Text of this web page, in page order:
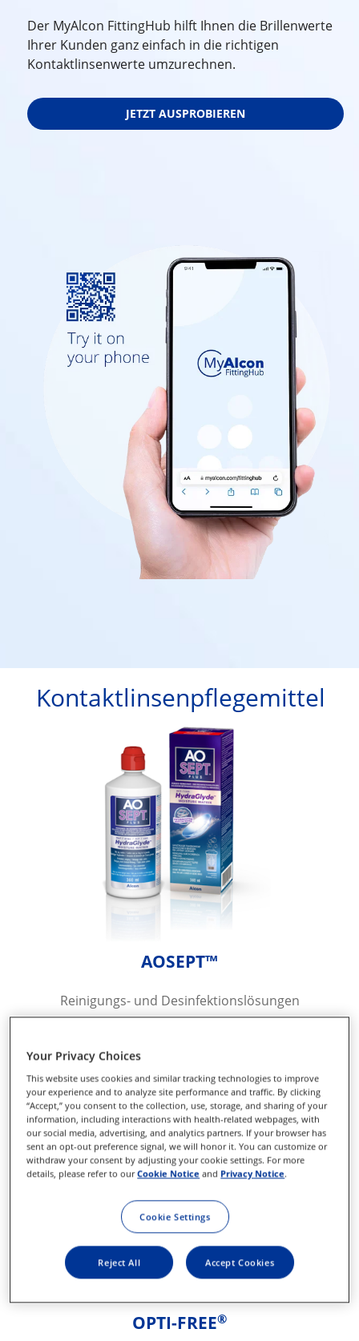
Der MyAlcon FittingHub hilft Ihnen die Brillenwerte
Ihrer Kunden ganz einfach in die richtigen
Kontaktlinsenwerte umzurechnen.
JETZT AUSPROBIEREN
Kontaktlinsenpflegemittel
AOSEPT™
Reinigungs- und Desinfektionslösungen
OPTI-FREE®
Your Privacy Choices
This website uses cookies and similar tracking technologies to improve
your experience and to analyze site performance and traffic. By clicking
“Accept,” you consent to the collection, use, storage, and sharing of your
information, including interactions with health-related webpages, with
our social media, advertising, and analytics partners. If your browser has
sent an opt-out preference signal, we will honor it. You can customize or
withdraw your consent by adjusting your cookie settings. For more
details, please refer to ourCookie Notice and Privacy Notice.
Cookie Settings
Reject All Accept Cookies